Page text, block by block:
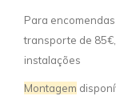
Para
transporte de
instalações
Montagem